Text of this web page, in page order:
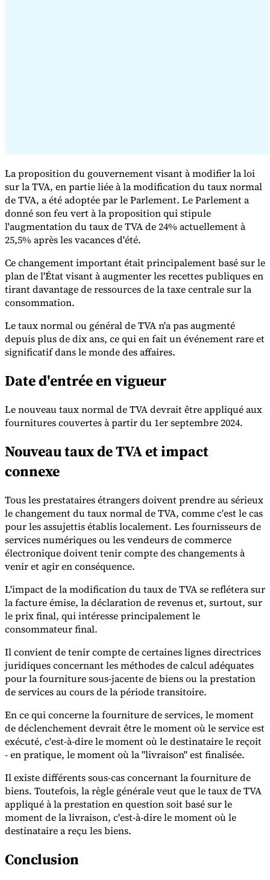
région du Golfe
fiscalité indirecte
Taxes sur le carbone et prélèvements
environnementaux
Calculateur de VAT
Calculateur de GST
venteVérificateur de numéro de VATSuivi des obligations de
Nos auteursDevenir contributeur Choisir un expert
La proposition du gouvernement visant à modifier la loi
sur la TVA, en partie liée à la modification du taux normal
de TVA, a été adoptée par le Parlement. Le Parlement a
donné son feu vert à la proposition qui stipule
l'augmentation du taux de TVA de 24% actuellement à
25,5% après les vacances d'été.
Ce changement important était principalement basé sur le
plan de l'État visant à augmenter les recettes publiques en
tirant davantage de ressources de la taxe centrale sur la
consommation.
Le taux normal ou général de TVA n'a pas augmenté
depuis plus de dix ans, ce qui en fait un événement rare et
significatif dans le monde des affaires.
Date d'entrée en vigueur
Le nouveau taux normal de TVA devrait être appliqué aux
fournitures couvertes à partir du 1er septembre 2024.
Nouveau taux de TVA et impact
connexe
Tous les prestataires étrangers doivent prendre au sérieux
le changement du taux normal de TVA, comme c'est le cas
pour les assujettis établis localement. Les fournisseurs de
services numériques ou les vendeurs de commerce
électronique doivent tenir compte des changements à
venir et agir en conséquence.
L'impact de la modification du taux de TVA se reflétera sur
la facture émise, la déclaration de revenus et, surtout, sur
le prix final, qui intéresse principalement le
consommateur final.
Il convient de tenir compte de certaines lignes directrices
juridiques concernant les méthodes de calcul adéquates
pour la fourniture sous-jacente de biens ou la prestation
de services au cours de la période transitoire.
En ce qui concerne la fourniture de services, le moment
de déclenchement devrait être le moment où le service est
exécuté, c'est-à-dire le moment où le destinataire le reçoit
- en pratique, le moment où la "livraison" est finalisée.
Il existe différents sous-cas concernant la fourniture de
biens. Toutefois, la règle générale veut que le taux de TVA
appliqué à la prestation en question soit basé sur le
moment de la livraison, c'est-à-dire le moment où le
destinataire a reçu les biens.
Conclusion